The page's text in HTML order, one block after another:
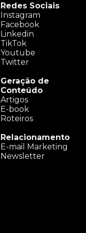
Redes Sociais
Instagram
Facebook
Linkedin
TikTok
Youtube
Twitter
Geração de
Conteúdo
Artigos
E-book
Roteiros
Relacionamento
E-mail Marketing
Newsletter